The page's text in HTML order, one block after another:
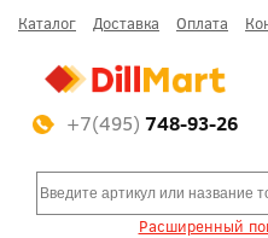
Каталог Доставка Оплата
+7(495) 748-93-26
Расширенный